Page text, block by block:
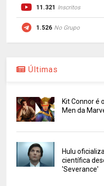
11.321 Inscritos
1.526 No Grupo
Últimas
Kit Connor é
Men da
Hulu
científica
'Severance'